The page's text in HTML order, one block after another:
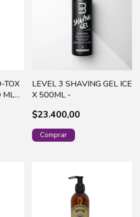
TOX
ML
LEVEL 3 SHAVING GEL ICE
X 500ML -
$23.400,00